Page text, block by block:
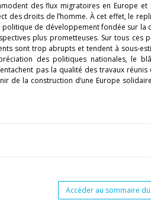
des flux migratoires en Europe
des droits de l’homme. À cet effet, le
de développement fondée sur la
plus prometteuses. Sur tous
sont trop abrupts et tendent à sous-
des politiques nationales, le
pas la qualité des travaux
de la construction d’une Europe
Accéder au sommaire